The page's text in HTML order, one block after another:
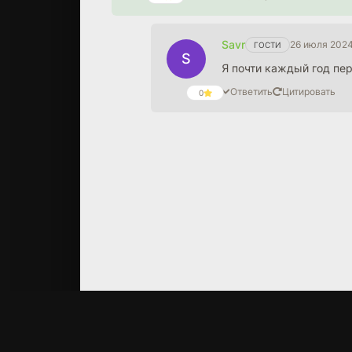
0
S
Savr ГОСТИ 26 июля
Я почти каждый год
Ответить Цитировать